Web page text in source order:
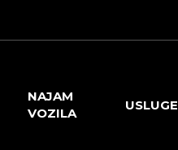
NAJAM
VOZILA
USLUGE